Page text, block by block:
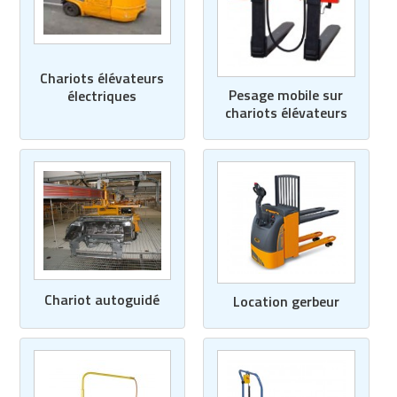
Matériel de musculation
Vêtement sportif
Rôtisserie professionnelle
Sautause professionnelle
Table de cuisson professionnelle
Tables de préparation réfrigérées
Ustensile de cuisine
Vaisselle restaurant
Vitrines réfrigérées
Chariots élévateurs
électriques
Pesage mobile sur
chariots élévateurs
Chariot autoguidé Location gerbeur